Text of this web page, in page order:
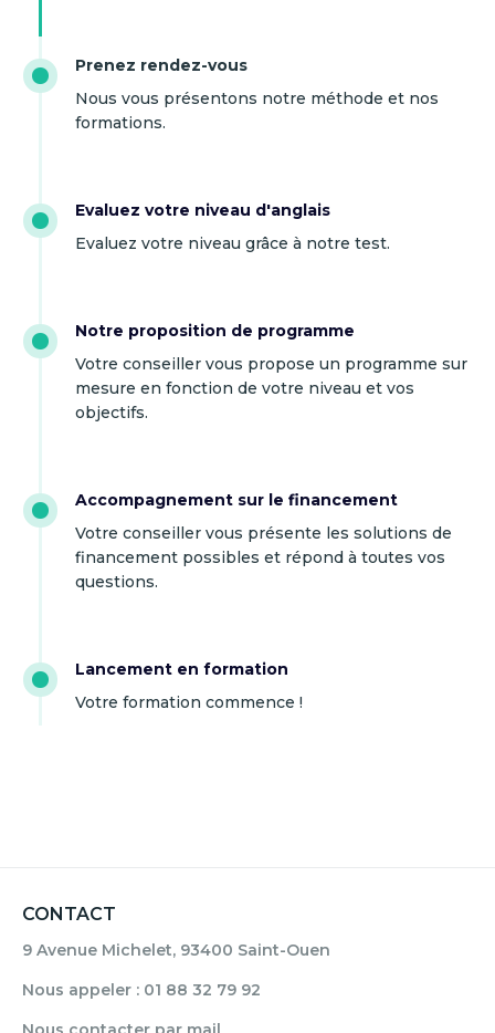
Prenez rendez-vous
Nous vous présentons notre méthode et nos
formations.
Evaluez votre niveau d'anglais
Evaluez votre niveau grâce à notre test.
Notre proposition de programme
Votre conseiller vous propose un programme sur
mesure en fonction de votre niveau et vos
objectifs.
Accompagnement sur le financement
Votre conseiller vous présente les solutions de
financement possibles et répond à toutes vos
questions.
Lancement en formation
Votre formation commence !
CONTACT
9 Avenue Michelet, 93400 Saint-Ouen
Nous appeler : 01 88 32 79 92